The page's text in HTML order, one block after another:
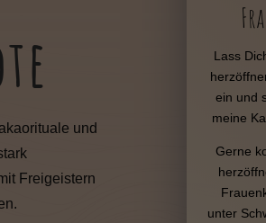
und
Freigeistern
Lass
ein und
meine
Gerne
unter